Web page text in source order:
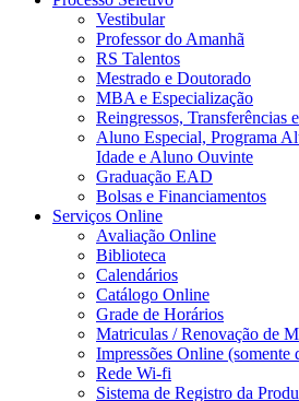
Vestibular
Professor do Amanhã
RS Talentos
Mestrado e Doutorado
MBA e Especialização
Reingressos, Transferências
Aluno Especial, Programa
Idade e Aluno Ouvinte
Graduação EAD
Bolsas e Financiamentos
Serviços Online
Avaliação Online
Biblioteca
Calendários
Catálogo Online
Grade de Horários
Matriculas / Renovação de
Impressões Online (somente
Rede Wi-fi
Sistema de Registro da